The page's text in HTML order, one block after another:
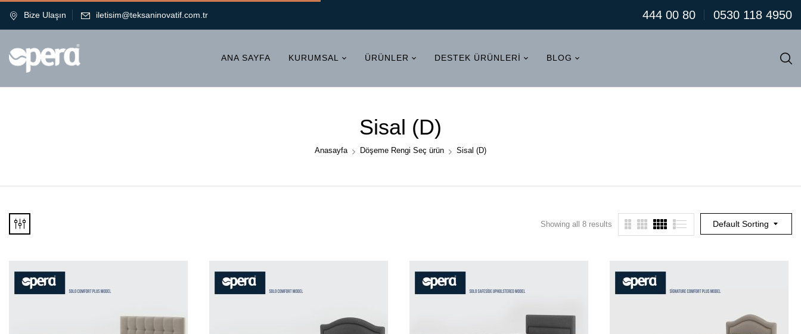
Bize Ulaşın iletisim@teksaninovatif.com.tr 444 00 80 0530 118 4950
ANA SAYFA KURUMSAL ÜRÜNLER DESTEK ÜRÜNLERI BLOG
Sisal (D)
Anasayfa Döşeme Rengi Seç ürün Sisal (D)
Default Sorting
Showing all 8 results